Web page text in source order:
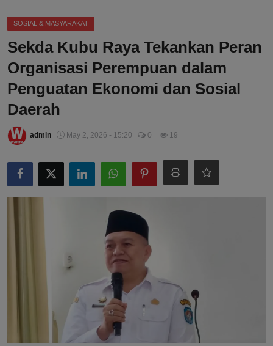
SOSIAL & MASYARAKAT
Sekda Kubu Raya Tekankan Peran
Organisasi Perempuan dalam
Penguatan Ekonomi dan Sosial
Daerah
admin May 2, 2026 - 15:20 0 19